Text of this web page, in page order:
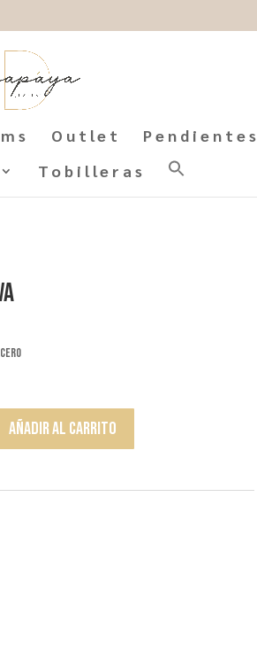
Outlet Pendientes
Tobilleras
Añadir al carrito